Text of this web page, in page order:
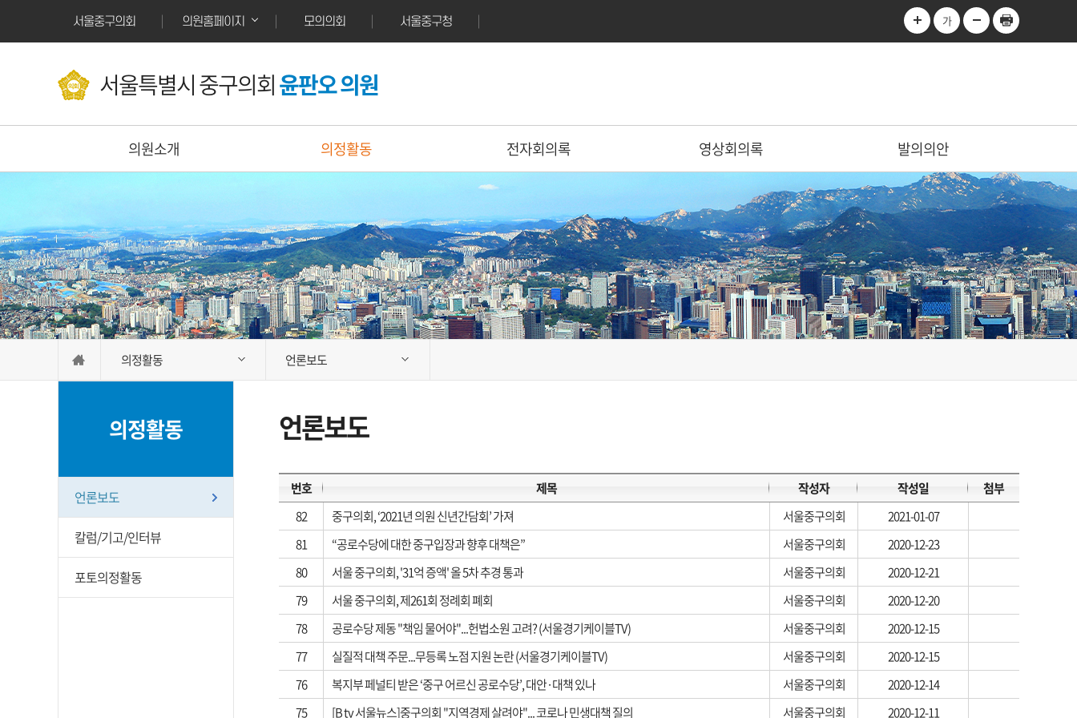
서울중구의회 의원홈페이지 모의의회 서울중구청 가
서울특별시 중구의회윤판오 의원
의원소개 의정활동 전자회의록 영상회의록 발의의안
의정활동 언론보도
의정활동
언론보도
칼럼/기고/인터뷰
포토의정활동
언론보도
번호 제목 작성자 작성일
첨부
82
중구의회, ‘2021년 의원 신년간담회’ 가져 서울중구의회
2021-01-07
81
“공로수당에 대한 중구입장과 향후 대책은” 서울중구의회
2020-12-23
80
서울 중구의회, '31억 증액' 올 5차 추경 통과 서울중구의회
2020-12-21
79
서울 중구의회, 제261회 정례회 폐회 서울중구의회
2020-12-20
78
공로수당 제동 "책임 물어야"...헌법소원 고려? (서울경기케이블TV) 서울중구의회
2020-12-15
77
실질적 대책 주문...무등록 노점 지원 논란 (서울경기케이블TV) 서울중구의회
2020-12-15
76
복지부 페널티 받은 ‘중구 어르신 공로수당’, 대안·대책 있나 서울중구의회
2020-12-14
75
[B tv 서울뉴스]중구의회 "지역경제 살려야"... 코로나 민생대책 질의 서울중구의회 2020-12-11